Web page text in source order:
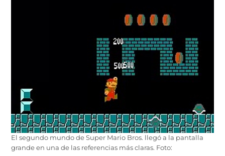
El segundo mundo de Super Mario Bros. llegó a la pantalla
grande en una de las referencias más claras. Foto: